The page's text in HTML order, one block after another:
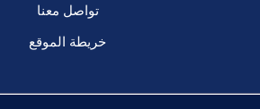
تواصل معنا
خريطة الموقع